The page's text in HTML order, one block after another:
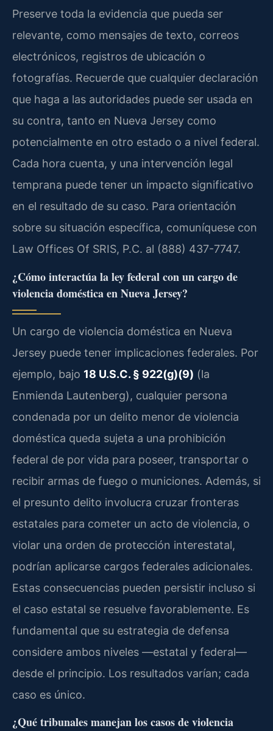
Preserve toda la evidencia que pueda ser
relevante, como mensajes de texto, correos
electrónicos, registros de ubicación o
fotografías. Recuerde que cualquier declaración
que haga a las autoridades puede ser usada en
su contra, tanto en Nueva Jersey como
potencialmente en otro estado o a nivel federal.
Cada hora cuenta, y una intervención legal
temprana puede tener un impacto significativo
en el resultado de su caso. Para orientación
sobre su situación específica, comuníquese con
Law Offices Of SRIS, P.C. al (888) 437-7747.
¿Cómo interactúa la ley federal con un cargo de
violencia doméstica en Nueva Jersey?
Un cargo de violencia doméstica en Nueva
Jersey puede tener implicaciones federales. Por
ejemplo, bajo 18 U.S.C. § 922(g)(9) (la
Enmienda Lautenberg), cualquier persona
condenada por un delito menor de violencia
doméstica queda sujeta a una prohibición
federal de por vida para poseer, transportar o
recibir armas de fuego o municiones. Además, si
el presunto delito involucra cruzar fronteras
estatales para cometer un acto de violencia, o
violar una orden de protección interestatal,
podrían aplicarse cargos federales adicionales.
Estas consecuencias pueden persistir incluso si
el caso estatal se resuelve favorablemente. Es
fundamental que su estrategia de defensa
considere ambos niveles —estatal y federal—
desde el principio. Los resultados varían; cada
caso es único.
¿Qué tribunales manejan los casos de violencia